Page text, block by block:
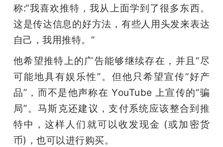
称:“我喜欢推特，我从上面学到了很多东西。
这是传达信息的好方法，有些人用头发来表达
自己，我用推特。”
他希望推特上的广告能够继续存在，并且“尽
可能地具有娱乐性”。但他只希望宣传“好产
品”，而不是他声称在 YouTube 上宣传的“骗
局”。马斯克还建议，支付系统应该整合到推
特中，这样人们就可以收发现金 (或加密货
币)，也可以进行购买。